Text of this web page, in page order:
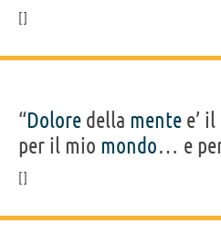
“Dolore della mente e’
per il mio mondo… e